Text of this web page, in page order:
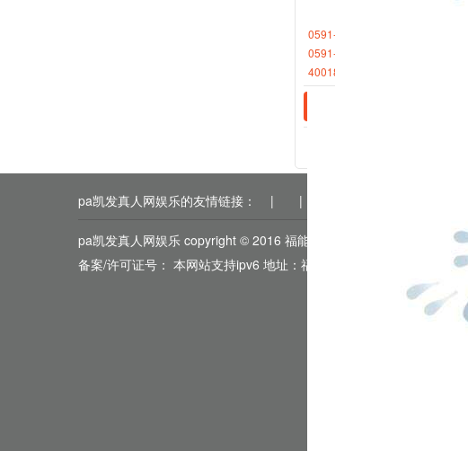
为建设新时代中
一
pa凯发真人网娱乐的友情链接： | |
pa凯发真人网娱乐 copyright © 2016 福能期货股份有限公司 本网站所
备案/许可证号： 本网站支持ipv6 地址：福州市鼓楼区五四路75号海西
0591-88013380
0591-87512570
4001868696转2